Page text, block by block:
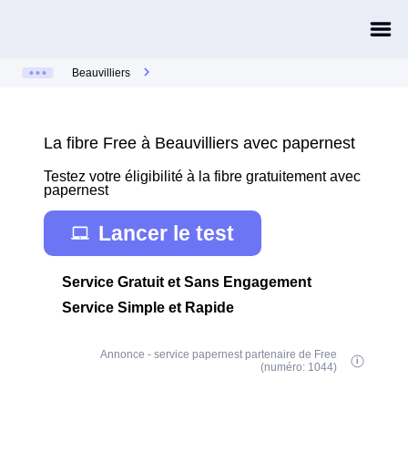
Beauvilliers
La fibre Free à Beauvilliers avec papernest
Testez votre éligibilité à la fibre gratuitement avec
papernest
Lancer le test
Service Gratuit et Sans Engagement
Service Simple et Rapide
Annonce - service papernest partenaire de Free
(numéro: 1044)